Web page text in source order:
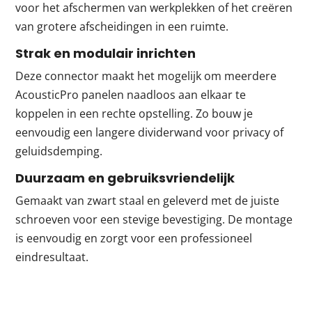
voor het afschermen van werkplekken of het creëren
van grotere afscheidingen in een ruimte.
Strak en modulair inrichten
Deze connector maakt het mogelijk om meerdere
AcousticPro panelen naadloos aan elkaar te
koppelen in een rechte opstelling. Zo bouw je
eenvoudig een langere dividerwand voor privacy of
geluidsdemping.
Duurzaam en gebruiksvriendelijk
Gemaakt van zwart staal en geleverd met de juiste
schroeven voor een stevige bevestiging. De montage
is eenvoudig en zorgt voor een professioneel
eindresultaat.